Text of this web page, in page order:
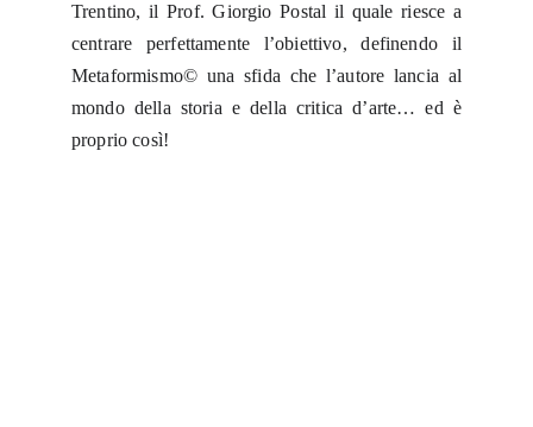
Trentino, il Prof. Giorgio Postal il quale riesce a
centrare perfettamente l’obiettivo, definendo il
Metaformismo© una sfida che l’autore lancia al
mondo della storia e della critica d’arte… ed è
proprio così!